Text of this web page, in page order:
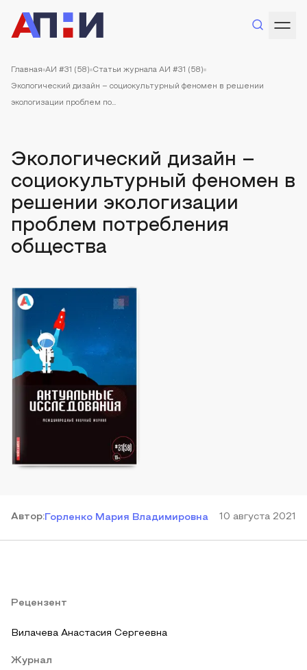
Главная АИ #31 (58) Статьи журнала АИ #31 (58)
Экологический дизайн – социокультурный феномен в решении
экологизации проблем по...
Экологический дизайн –
социокультурный феномен в
решении экологизации
проблем потребления
общества
Автор:Горленко Мария Владимировна 10 августа 2021
Рецензент
Вилачева Анастасия Сергеевна
Журнал